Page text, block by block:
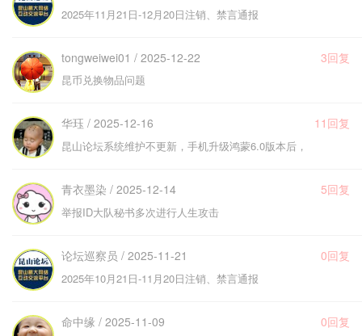
2025年11月21日-12月20日注销、禁言通报
tongweiwei01 / 2025-12-22 3回复
昆币兑换物品问题
华珏 / 2025-12-16 11回复
昆山论坛系统维护不更新，手机升级鸿蒙6.0版本后，
青衣墨染 / 2025-12-14 5回复
举报ID大队秘书多次进行人生攻击
论坛巡察员 / 2025-11-21 0回复
2025年10月21日-11月20日注销、禁言通报
命中缘 / 2025-11-09 0回复